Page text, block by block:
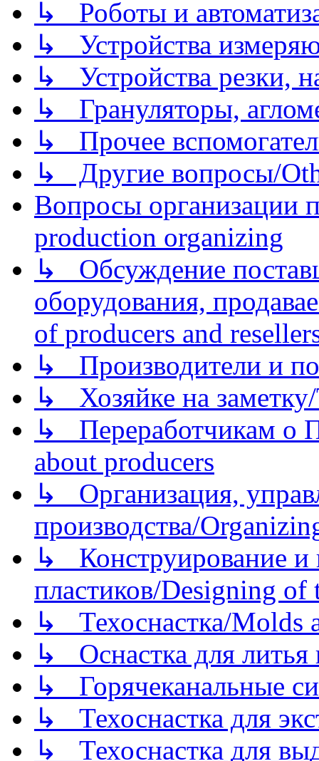
↳ Роботы и
↳ Устройства
↳ Устройства резки,
↳ Грануляторы,
↳ Прочее
↳ Другие вопросы/
Вопросы организации
production organizing
↳ Обсуждение
оборудования,
of producers and
↳ Производители и
↳ Хозяйке на
↳ Переработчикам о
about producers
↳ Организация,
производства/
↳ Конструирование и
пластиков/Designing of
↳ Техоснастка/Molds
↳ Оснастка для литья
↳ Горячеканальные
↳ Техоснастка для
↳ Техоснастка для